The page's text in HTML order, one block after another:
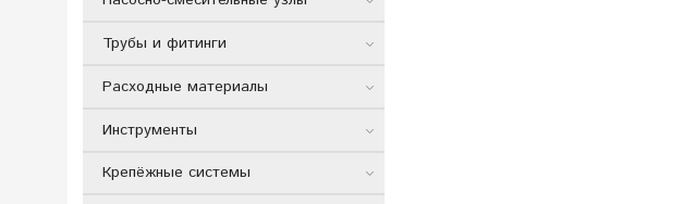
Трубы и фитинги
Расходные материалы
Инструменты
Крепёжные системы